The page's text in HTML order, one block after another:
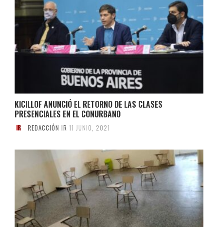
KICILLOF ANUNCIÓ EL RETORNO DE LAS CLASES
PRESENCIALES EN EL CONURBANO
REDACCIÓN IR 11 JUNIO, 2021